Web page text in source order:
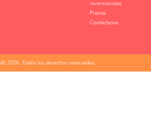
inversionistas
Prensa
Contáctanos
2026. Todos los derechos reservados.